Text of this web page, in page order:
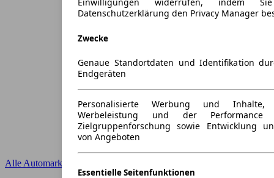
Einwilligungen widerrufen, indem
Datenschutzerklärung den Privacy Manager
Zwecke
Genaue Standortdaten und Identifikation
Endgeräten
Personalisierte Werbung und Inhalte,
Werbeleistung und der
Zielgruppenforschung sowie Entwicklung
von Angeboten
Essentielle Seitenfunktionen
Alle Automarken